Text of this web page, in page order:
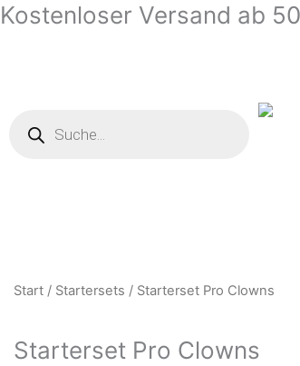
Zum
Kostenloser Versand ab
Start / Startersets / Starterset Pro Clowns
Starterset Pro Clowns